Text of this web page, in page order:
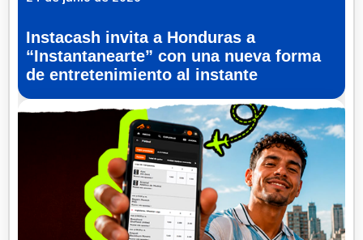
Instacash invita a Honduras a
“Instantanearte” con una nueva forma
de entretenimiento al instante